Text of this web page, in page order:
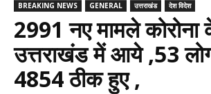
BREAKING NEWS GENERAL उत्तराखंड देश विदेश
2991 नए मामले कोरोना
उत्तराखंड में आये ,53
4854 ठीक हुए ,